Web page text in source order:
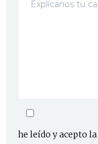
he leído y acepto la